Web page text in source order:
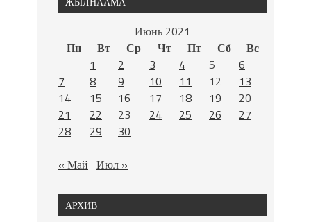
Июнь 2021
Пн
Вт Ср Чт Пт Сб
Вс
1
2 3 4 5
6
7
8 9 10 11 12
13
14
15 16 17 18 19
20
21
22 23 24 25 26
27
28
29
30
« Май Июл »
АРХИВ